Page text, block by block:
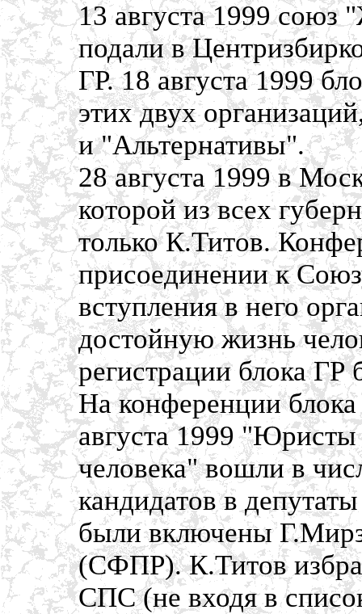
13 августа 1999
подали в
ГР. 18 августа 1999
этих двух
и "Альтернативы".
28 августа 1999 в
которой из всех
только К.Титов.
присоединении к
вступления в него
достойную жизнь
регистрации блока
На конференции
августа 1999
человека" вошли в
кандидатов в
были включены
(СФПР). К.Титов
СПС (не входя в